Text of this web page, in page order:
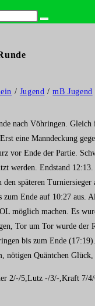
/ Jugend / mB Jugend
nach Vöhringen.
eine Manndeckung
vor Ende der Partie.
werden. Endstand 12:13.
den späteren
Ende auf 10:27 aus.
möglich machen. Es
Tor um Tor wurde
bis zum Ende (17:19).
nötigen Quäntchen
2/-/5,Lutz -/3/-,Kraft 7/